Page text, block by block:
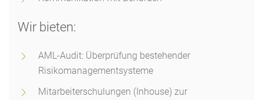
Wir bieten:
AML-Audit: Überprüfung bestehender
Risikomanagementsysteme
Mitarbeiterschulungen (Inhouse) zur